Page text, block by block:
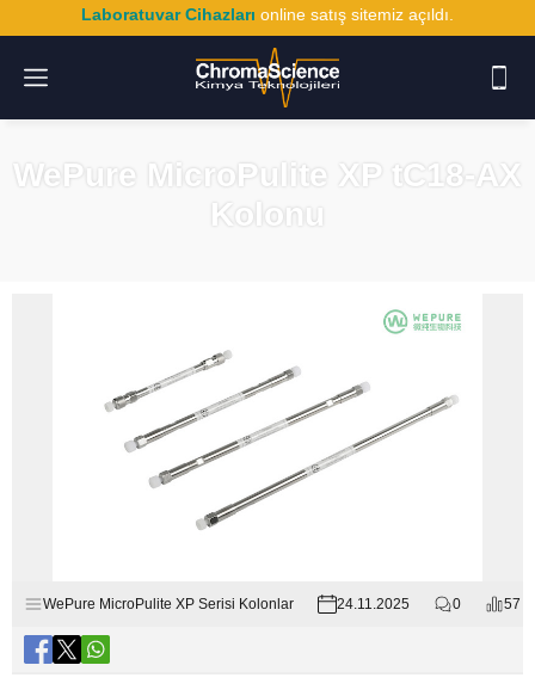
Laboratuvar Cihazları online satış sitemiz açıldı.
WePure MicroPulite XP tC18-AX
Kolonu
WePure MicroPulite XP Serisi Kolonlar 24.11.2025 0 57